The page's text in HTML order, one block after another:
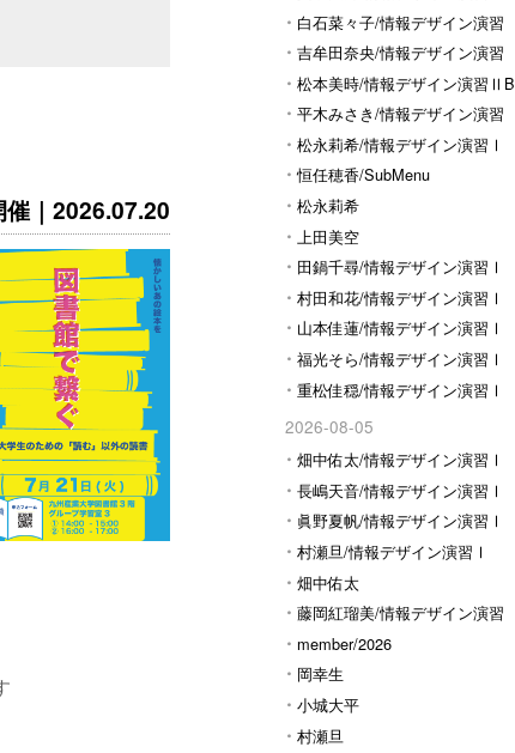
白石菜々子/情報デザイン演習
Ⅰ 吉牟田奈央/情報デザイン演習
Ⅰ 松本美時/情報デザイン演習ⅡB
平木みさき/情報デザイン演習
Ⅰ 松永莉希/情報デザイン演習Ⅰ
恒任穂香/SubMenu
松永莉希
上田美空
田鍋千尋/情報デザイン演習Ⅰ
村田和花/情報デザイン演習Ⅰ
山本佳蓮/情報デザイン演習Ⅰ
福光そら/情報デザイン演習Ⅰ
重松佳穏/情報デザイン演習Ⅰ
2026-08-05
畑中佑太/情報デザイン演習Ⅰ
長嶋天音/情報デザイン演習Ⅰ
眞野夏帆/情報デザイン演習Ⅰ
村瀬旦/情報デザイン演習Ⅰ
畑中佑太
藤岡紅瑠美/情報デザイン演習
Ⅰ member/2026
岡幸生
小城大平
村瀬旦
｜2026.07.20